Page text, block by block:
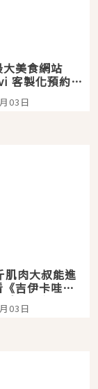
美食網站
客製化預約九
廳，打造專屬
！03日
肌肉大叔能進
吉伊卡哇》
重金屬樂團
長與nagano
03日